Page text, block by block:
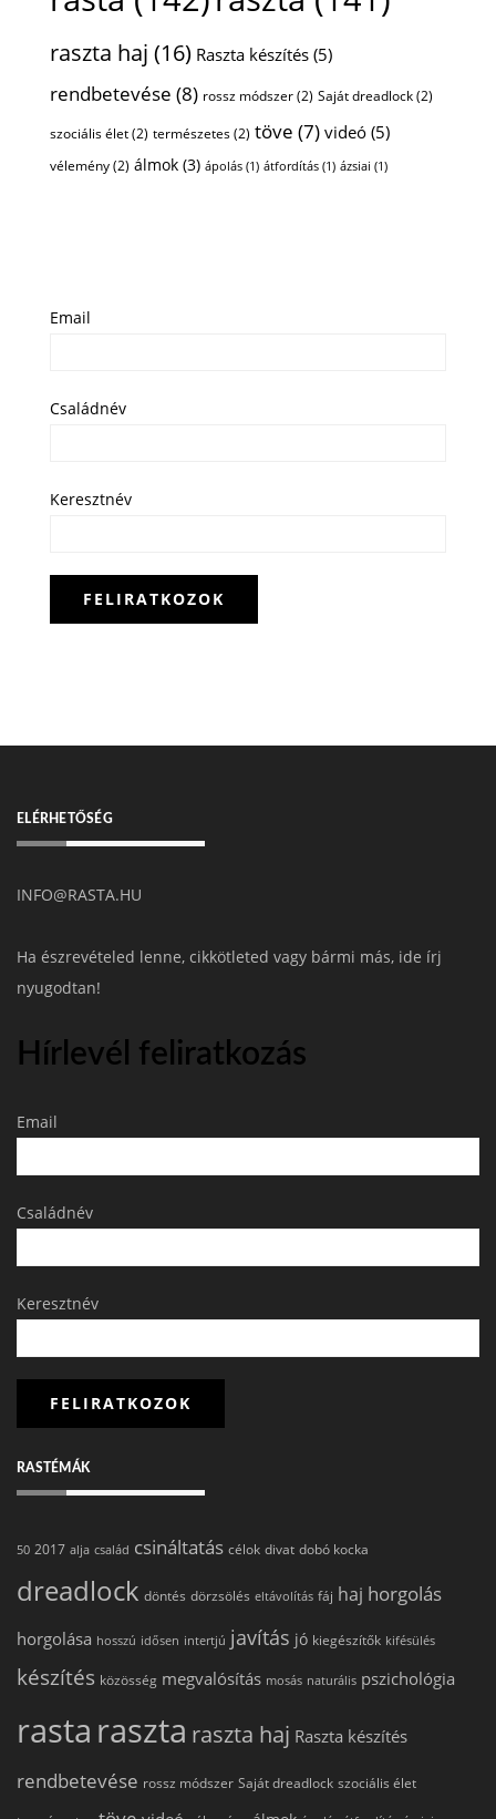
raszta haj (16) Raszta készítés(5)
rendbetevése (8) rossz módszer(2) Saját dreadlock(2)
szociális élet(2) természetes(2) töve (7)videó(5)
vélemény(2) álmok (3) ápolás (1) átfordítás (1) ázsiai (1)
Email
Családnév
Keresztnév
ELÉRHETŐSÉG
INFO@RASTA.HU
Ha észrevételed lenne, cikkötleted vagy bármi más, ide írj
nyugodtan!
Hírlevél feliratkozás
Email
Családnév
Keresztnév
RASTÉMÁK
50 2017 alja család csináltatás célok divat dobó kocka
dreadlock döntés dörzsölés eltávolítás fáj haj horgolás
horgolása hosszú idősen intertjú javítás jó kiegészítők kifésülés
készítés közösség megvalósítás mosás naturális pszichológia
rasta raszta raszta haj Raszta készítés
rendbetevése rossz módszer Saját dreadlock szociális élet